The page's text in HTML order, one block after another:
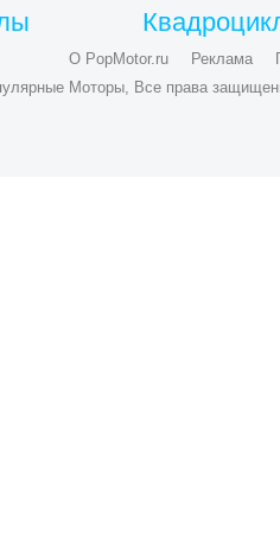
О PopMotor.ru Реклама
Моторы, Все права